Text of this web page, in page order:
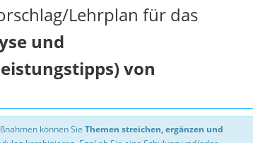
Lehrplan für das
und
von
können Sie Themen streichen, ergänzen und